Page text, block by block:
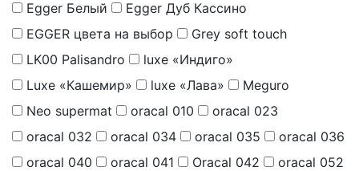
Egger Белый
Egger Дуб Кассино
EGGER цвета на выбор
Grey soft touch
LK00 Palisandro
luxe «Индиго»
Luxe «Кашемир»
luxe «Лава»
Meguro
Neo supermat
oracal 010
oracal 023
oracal 032
oracal 034 oracal 035
oracal 036
oracal 040
oracal 041 Oracal 042
oracal 052